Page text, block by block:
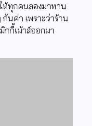
ห้ทุกคนลองมาทาน
นค่า เพราะว่าร้าน
กี้เม้าส์ออกมา